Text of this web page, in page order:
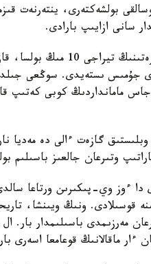
بولشەكتەرى، ينتەرنەت
سانى ازايىپ بارادى.
جۇمىس ىستەيدى. سوڭعى
جاس مامانداردىڭ كوبى كەتىپ
گازەت ءالى دە مەديا
وتىرعان جالعىز باسىلىم
ءوز وي-پىكىرىن ورتاعا
قوسىلادى. ونىڭ ويىنشا،
مەرزىمدى باسىلىمدار بار. ال
ماقالانىڭ قوعامعا اسەرى